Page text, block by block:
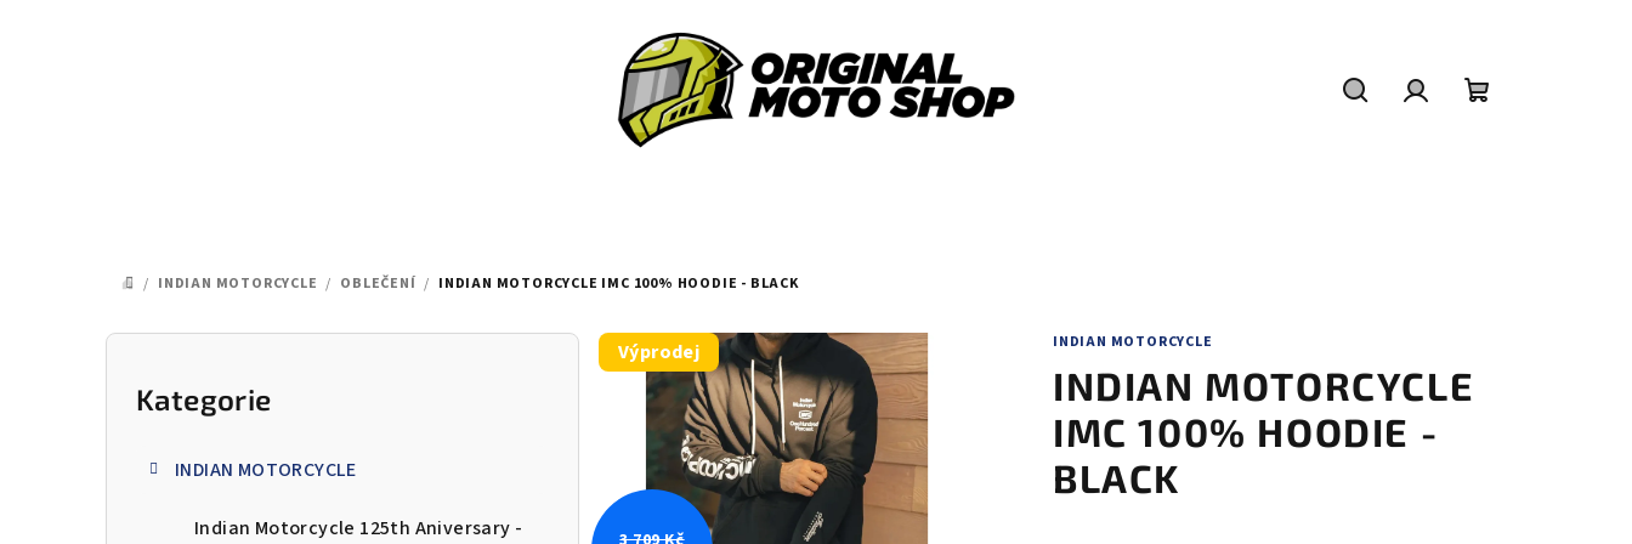
DOMŮ
/ INDIAN MOTORCYCLE / OBLEČENÍ / INDIAN MOTORCYCLE IMC 100% HOODIE - BLACK
P
Přeskočit
kategorie
Kategorie
INDIAN MOTORCYCLE
Indian Motorcycle 125th Aniversary -
INDIAN MOTORCYCLE
INDIAN MOTORCYCLE
IMC 100% HOODIE -
BLACK
Výprodej